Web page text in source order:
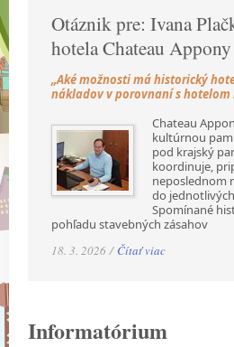
Otáznik pre: Ivana
hotela Chateau Appony
„Aké možnosti má historický
nákladov v porovnaní s hotelom
Chateau
kultúrnou
pod krajský
koordinuje,
neposlednom
do
Spomínané
pohľadu stavebných zásahov
18. 3. 2026 / Čítať viac
Informatórium